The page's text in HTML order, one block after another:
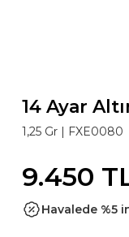
14 Ayar
1,25 Gr | FXE0080
9.450
Havalede %5